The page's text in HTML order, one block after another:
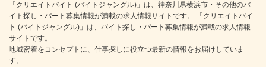
「クリエイトバイト (バイトジャングル)」は、神奈川県横浜市・その他のバ
イト探し・パート募集情報が満載の求人情報サイトです。 「クリエイトバイ
ト (バイトジャングル)」は、バイト探し・パート募集情報が満載の求人情報
サイトです。
地域密着をコンセプトに、仕事探しに役立つ最新の情報をお届けしていま
す。